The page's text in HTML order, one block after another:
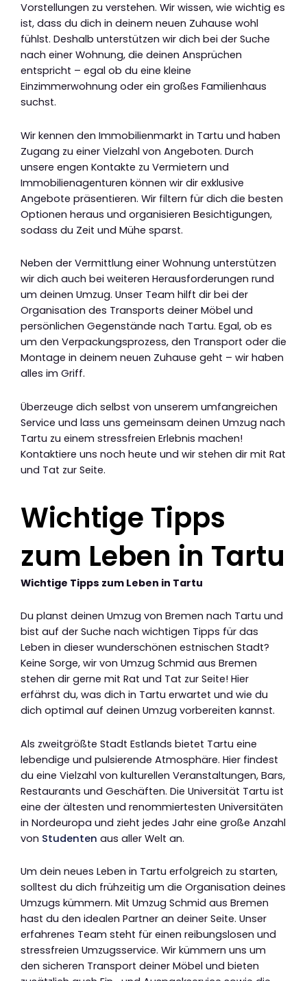
Vorstellungen zu verstehen. Wir wissen, wie wichtig es
ist, dass du dich in deinem neuen Zuhause wohl
fühlst. Deshalb unterstützen wir dich bei der Suche
nach einer Wohnung, die deinen Ansprüchen
entspricht – egal ob du eine kleine
Einzimmerwohnung oder ein großes Familienhaus
suchst.
Wir kennen den Immobilienmarkt in Tartu und haben
Zugang zu einer Vielzahl von Angeboten. Durch
unsere engen Kontakte zu Vermietern und
Immobilienagenturen können wir dir exklusive
Angebote präsentieren. Wir filtern für dich die besten
Optionen heraus und organisieren Besichtigungen,
sodass du Zeit und Mühe sparst.
Neben der Vermittlung einer Wohnung unterstützen
wir dich auch bei weiteren Herausforderungen rund
um deinen Umzug. Unser Team hilft dir bei der
Organisation des Transports deiner Möbel und
persönlichen Gegenstände nach Tartu. Egal, ob es
um den Verpackungsprozess, den Transport oder die
Montage in deinem neuen Zuhause geht – wir haben
alles im Griff.
Überzeuge dich selbst von unserem umfangreichen
Service und lass uns gemeinsam deinen Umzug nach
Tartu zu einem stressfreien Erlebnis machen!
Kontaktiere uns noch heute und wir stehen dir mit Rat
und Tat zur Seite.
Wichtige Tipps
zum Leben in Tartu
Wichtige Tipps zum Leben in Tartu
Du planst deinen Umzug von Bremen nach Tartu und
bist auf der Suche nach wichtigen Tipps für das
Leben in dieser wunderschönen estnischen Stadt?
Keine Sorge, wir von Umzug Schmid aus Bremen
stehen dir gerne mit Rat und Tat zur Seite! Hier
erfährst du, was dich in Tartu erwartet und wie du
dich optimal auf deinen Umzug vorbereiten kannst.
Als zweitgrößte Stadt Estlands bietet Tartu eine
lebendige und pulsierende Atmosphäre. Hier findest
du eine Vielzahl von kulturellen Veranstaltungen, Bars,
Restaurants und Geschäften. Die Universität Tartu ist
eine der ältesten und renommiertesten Universitäten
in Nordeuropa und zieht jedes Jahr eine große Anzahl
von Studenten aus aller Welt an.
Um dein neues Leben in Tartu erfolgreich zu starten,
solltest du dich frühzeitig um die Organisation deines
Umzugs kümmern. Mit Umzug Schmid aus Bremen
hast du den idealen Partner an deiner Seite. Unser
erfahrenes Team steht für einen reibungslosen und
stressfreien Umzugsservice. Wir kümmern uns um
den sicheren Transport deiner Möbel und bieten